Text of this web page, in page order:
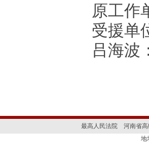
原工作
受援单
吕海波：
最高人民法院 河南省
地